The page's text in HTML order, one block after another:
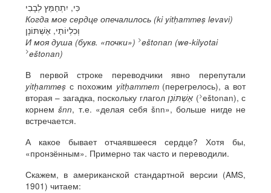
כִּי, יִתְחַמֵּץ לְבָבִי
Когда мое сердце опечалилось (ki yitḥammeṣ levavi)
וְכִלְיוֹתַי, אֶשְׁתּוֹנָן
И моя душа (букв. «почки») >eštonan (we-kilyotai
>eštonan)
В первой строке переводчики явно перепутали
yitḥammeṣ с похожим yitḥammem(перегрелось), а вот
вторая – загадка, поскольку глаголאֶשְׁתּוֹנָן (>eštonan), с
корнемšnn, т.е. «делая себя šnn», больше нигде не
встречается.
А какое бывает отчаявшееся сердце? Хотя бы,
«пронзённым». Примерно так часто и переводили.
Скажем, в американской стандартной версии (AMS,
1901) читаем: